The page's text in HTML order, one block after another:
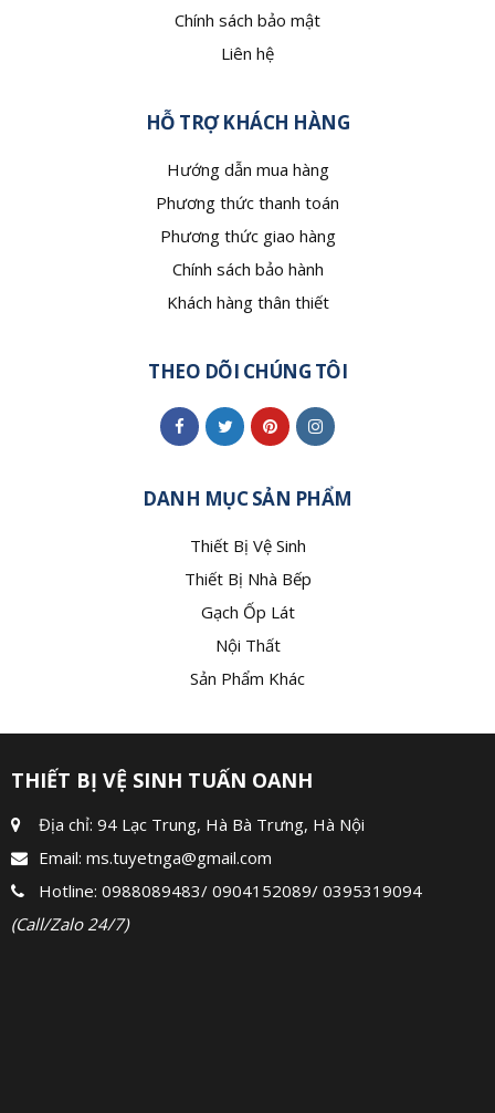
Chính sách bảo mật
Liên hệ
HỖ TRỢ KHÁCH HÀNG
Hướng dẫn mua hàng
Phương thức thanh toán
Phương thức giao hàng
Chính sách bảo hành
Khách hàng thân thiết
THEO DÕI CHÚNG TÔI
DANH MỤC SẢN PHẨM
Thiết Bị Vệ Sinh
Thiết Bị Nhà Bếp
Gạch Ốp Lát
Nội Thất
Sản Phẩm Khác
THIẾT BỊ VỆ SINH TUẤN OANH
Địa chỉ: 94 Lạc Trung, Hà Bà Trưng, Hà Nội
Email: ms.tuyetnga@gmail.com
Hotline: 0988089483/ 0904152089/ 0395319094
(Call/Zalo 24/7)